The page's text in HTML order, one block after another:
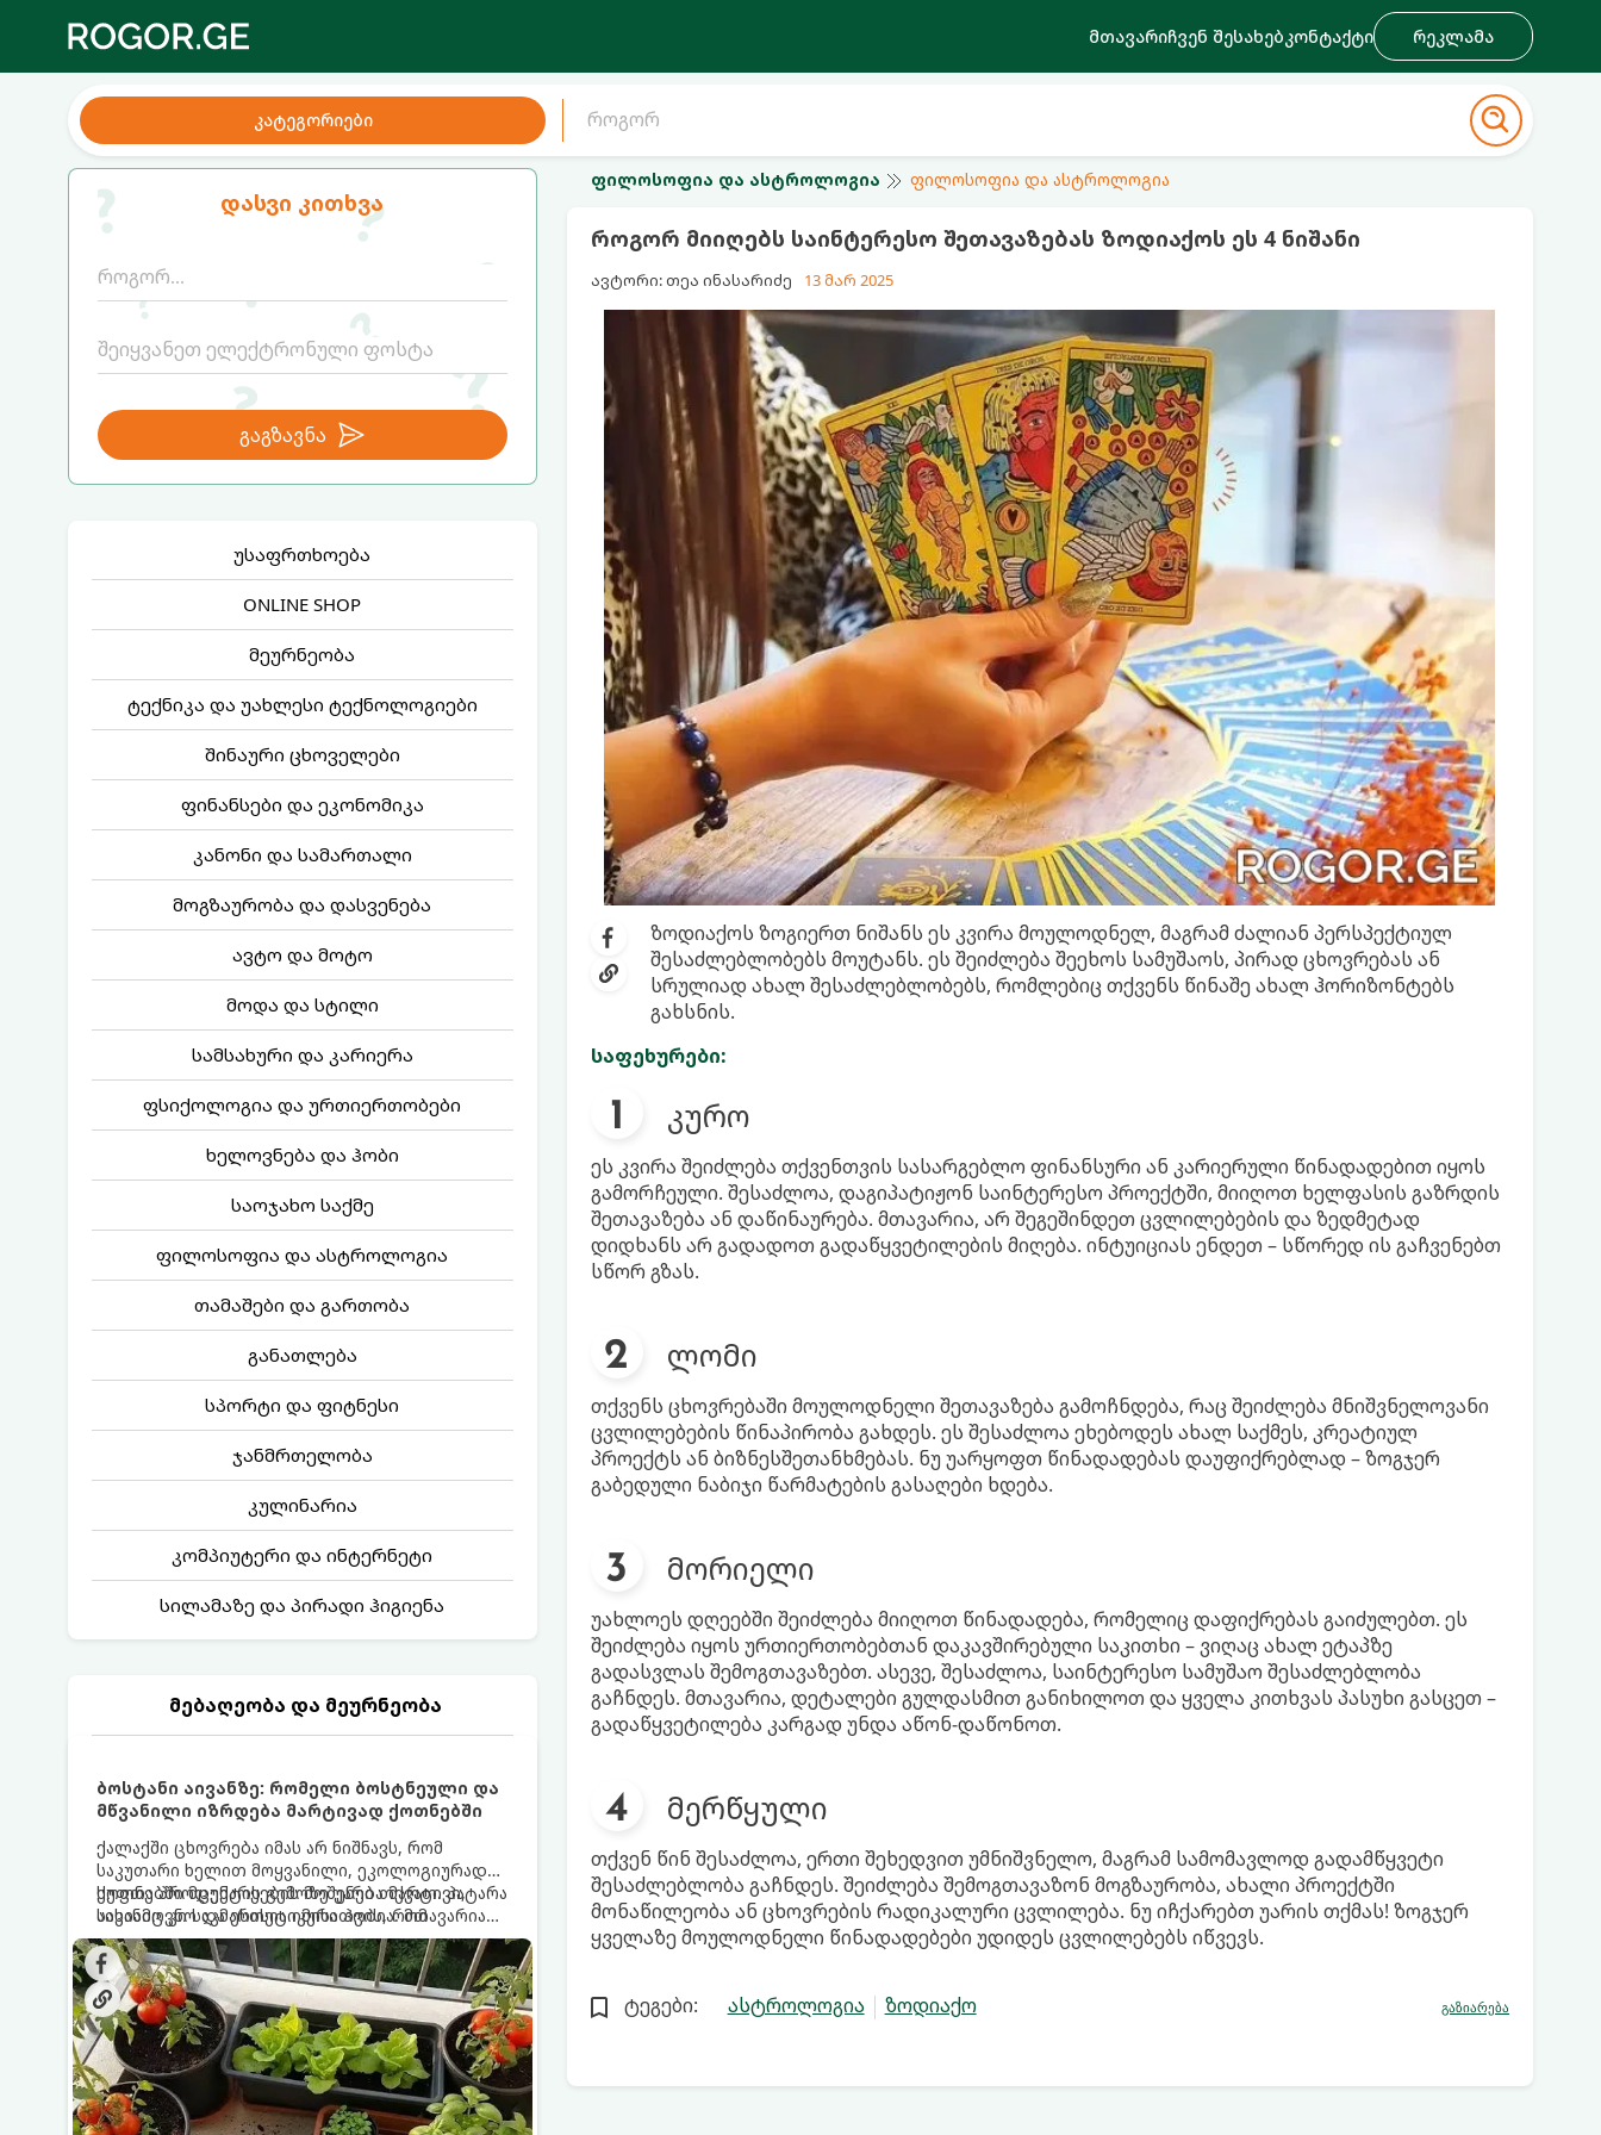
მთავარიჩვენ შესახებკონტაქტი რეკლამა
კატეგორიები
დასვი კითხვა
გაგზავნა
უსაფრთხოება
ONLINE SHOP
მეურნეობა
ტექნიკა და უახლესი ტექნოლოგიები
შინაური ცხოველები
ფინანსები და ეკონომიკა
კანონი და სამართალი
მოგზაურობა და დასვენება
ავტო და მოტო
მოდა და სტილი
სამსახური და კარიერა
ფსიქოლოგია და ურთიერთობები
ხელოვნება და ჰობი
საოჯახო საქმე
ფილოსოფია და ასტროლოგია
თამაშები და გართობა
განათლება
სპორტი და ფიტნესი
ჯანმრთელობა
კულინარია
კომპიუტერი და ინტერნეტი
სილამაზე და პირადი ჰიგიენა
მებაღეობა და მეურნეობა
ბოსტანი აივანზე: რომელი ბოსტნეული და
მწვანილი იზრდება მარტივად ქოთნებში
ქალაქში ცხოვრება იმას არ ნიშნავს, რომ
საკუთარი ხელით მოყვანილი, ეკოლოგიურად
სუფთა პროდუქტის გემოზე უარი თქვათ. პატარა
აივანიც კი საკმარისია იმისათვის, რომ
მოიწყოთ მინი-ბოსტანი, საიდანაც
ყოველდღიურად ახალ, არომატულ მწვანილსა
და ბოსტნეულს მოკრეფთ.
ქოთნებში მცენარეების მოშენება მარტივი,
სასიამოვნო და ესთეტიკური ჰობია. მთავარია
იცოდეთ, რომელი კულტურები ეგუებიან
ქოთნის პირობებს ყველაზე კარგად და როგორ
მოუაროთ მათ სწორად.
ფილოსოფია და ასტროლოგია ფილოსოფია და ასტროლოგია
როგორ მიიღებს საინტერესო შეთავაზებას ზოდიაქოს ეს 4 ნიშანი
ავტორი: თეა ინასარიძე 13 მარ 2025
ზოდიაქოს ზოგიერთ ნიშანს ეს კვირა მოულოდნელ, მაგრამ ძალიან პერსპექტიულ
შესაძლებლობებს მოუტანს. ეს შეიძლება შეეხოს სამუშაოს, პირად ცხოვრებას ან
სრულიად ახალ შესაძლებლობებს, რომლებიც თქვენს წინაშე ახალ ჰორიზონტებს
გახსნის.
საფეხურები:
კურო
ეს კვირა შეიძლება თქვენთვის სასარგებლო ფინანსური ან კარიერული წინადადებით იყოს
გამორჩეული. შესაძლოა, დაგიპატიჟონ საინტერესო პროექტში, მიიღოთ ხელფასის გაზრდის
შეთავაზება ან დაწინაურება. მთავარია, არ შეგეშინდეთ ცვლილებების და ზედმეტად
დიდხანს არ გადადოთ გადაწყვეტილების მიღება. ინტუიციას ენდეთ – სწორედ ის გაჩვენებთ
სწორ გზას.
ლომი
თქვენს ცხოვრებაში მოულოდნელი შეთავაზება გამოჩნდება, რაც შეიძლება მნიშვნელოვანი
ცვლილებების წინაპირობა გახდეს. ეს შესაძლოა ეხებოდეს ახალ საქმეს, კრეატიულ
პროექტს ან ბიზნესშეთანხმებას. ნუ უარყოფთ წინადადებას დაუფიქრებლად – ზოგჯერ
გაბედული ნაბიჯი წარმატების გასაღები ხდება.
მორიელი
უახლოეს დღეებში შეიძლება მიიღოთ წინადადება, რომელიც დაფიქრებას გაიძულებთ. ეს
შეიძლება იყოს ურთიერთობებთან დაკავშირებული საკითხი – ვიღაც ახალ ეტაპზე
გადასვლას შემოგთავაზებთ. ასევე, შესაძლოა, საინტერესო სამუშაო შესაძლებლობა
გაჩნდეს. მთავარია, დეტალები გულდასმით განიხილოთ და ყველა კითხვას პასუხი გასცეთ –
გადაწყვეტილება კარგად უნდა აწონ-დაწონოთ.
მერწყული
თქვენ წინ შესაძლოა, ერთი შეხედვით უმნიშვნელო, მაგრამ სამომავლოდ გადამწყვეტი
შესაძლებლობა გაჩნდეს. შეიძლება შემოგთავაზონ მოგზაურობა, ახალი პროექტში
მონაწილეობა ან ცხოვრების რადიკალური ცვლილება. ნუ იჩქარებთ უარის თქმას! ზოგჯერ
ყველაზე მოულოდნელი წინადადებები უდიდეს ცვლილებებს იწვევს.
ტეგები: ასტროლოგია ზოდიაქო გაზიარება